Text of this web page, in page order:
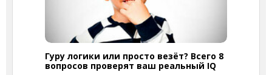
Гуру логики или просто везёт? Всего 8
вопросов проверят ваш реальный IQ